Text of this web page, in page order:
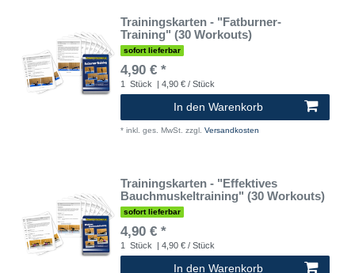
Trainingskarten - "Fatburner-
Training" (30 Workouts)
sofort lieferbar
4,90 € *
1 Stück | 4,90 € / Stück
In den Warenkorb
* inkl. ges. MwSt. zzgl. Versandkosten
Trainingskarten - "Effektives
Bauchmuskeltraining" (30 Workouts)
sofort lieferbar
4,90 € *
1 Stück | 4,90 € / Stück
In den Warenkorb